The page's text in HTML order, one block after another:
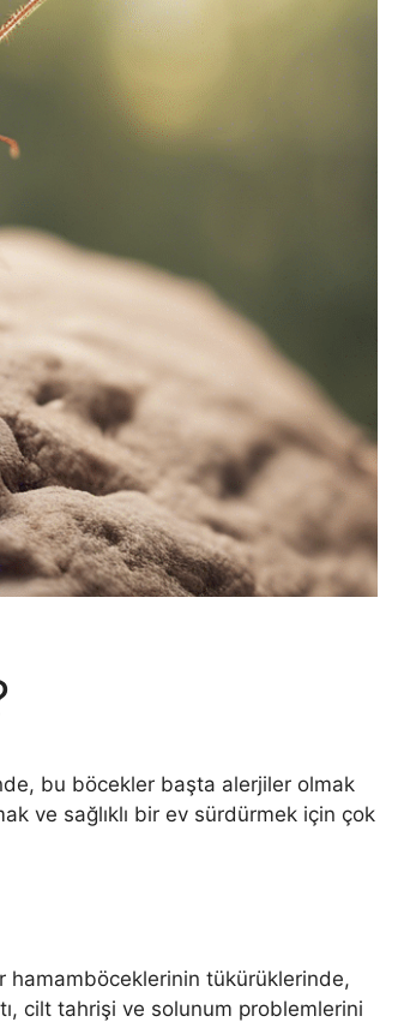
bu böcekler başta alerjiler olmak
ve sağlıklı bir ev sürdürmek için çok
hamamböceklerinin tükürüklerinde,
cilt tahrişi ve solunum problemlerini